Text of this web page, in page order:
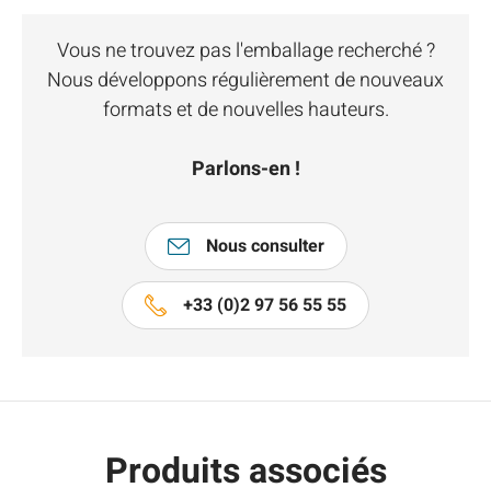
Vous ne trouvez pas l'emballage recherché ?
Nous développons régulièrement de nouveaux
formats et de nouvelles hauteurs.
Parlons-en !
Nous consulter
+33 (0)2 97 56 55 55
Produits associés